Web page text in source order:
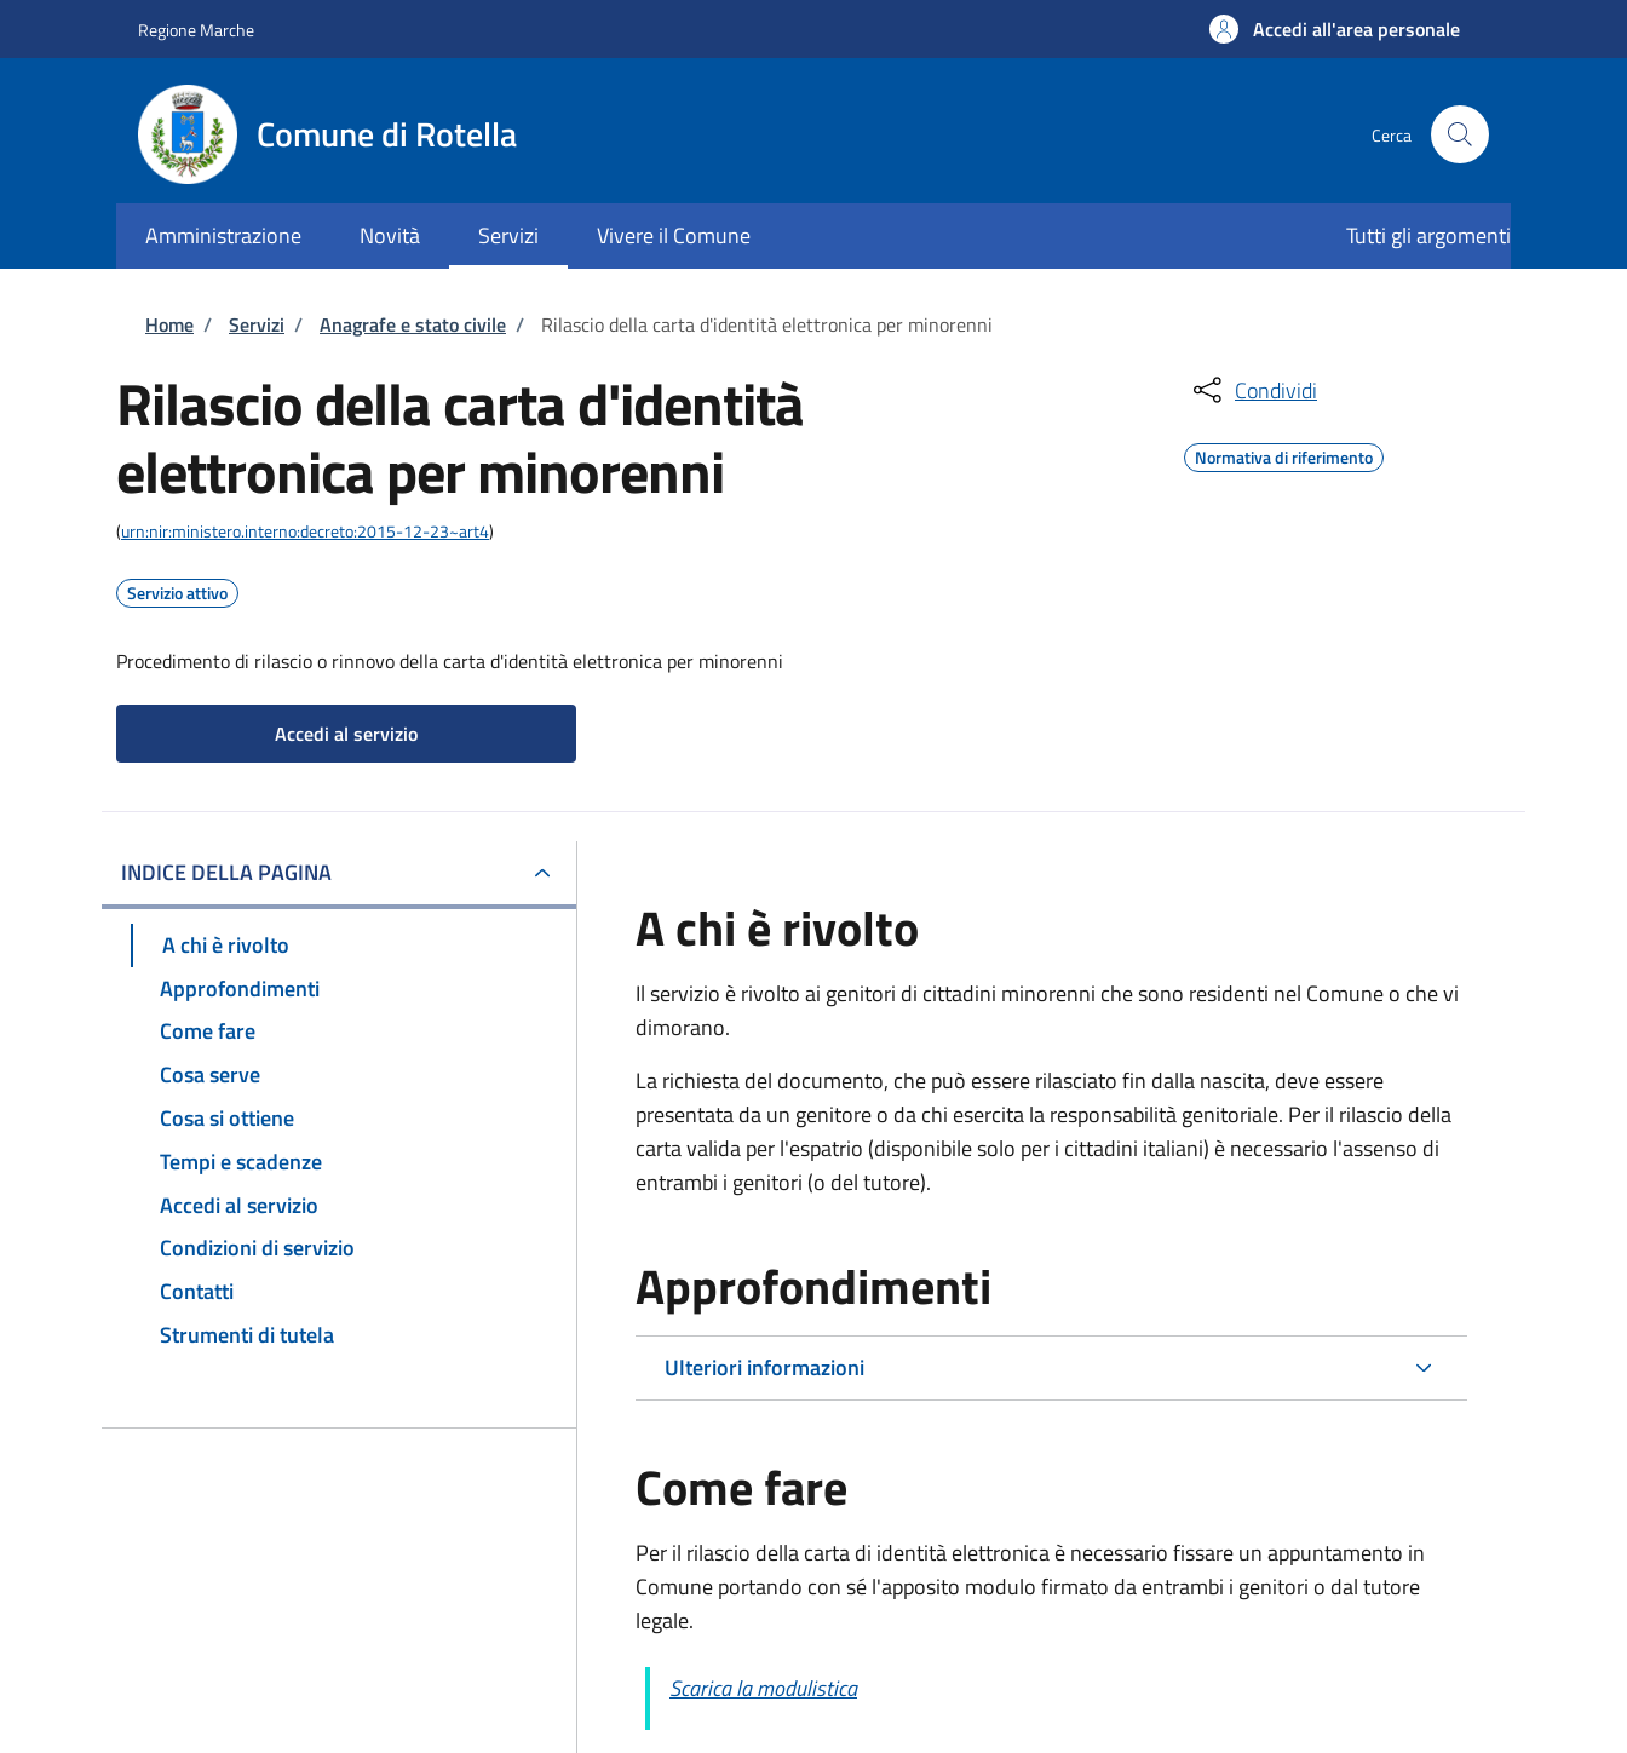
Regione Marche Accedi all'area personale
Comune di Rotella Cerca
Amministrazione Novità Servizi Vivere il Comune Tutti gli argomenti
Briciole di pane
Home / Servizi / Anagrafe e stato civile / Rilascio della carta d'identità elettronica per minorenni
Rilascio della carta d'identità
elettronica per minorenni
(urn:nir:ministero.interno:decreto:2015-12-23~art4)
Servizio attivo
Procedimento di rilascio o rinnovo della carta d'identità elettronica per minorenni
Accedi al servizio
Condividi
Normativa di riferimento
INDICE DELLA PAGINA
A chi è rivolto
Approfondimenti
Come fare
Cosa serve
Cosa si ottiene
Tempi e scadenze
Accedi al servizio
Condizioni di servizio
Contatti
Strumenti di tutela
A chi è rivolto
Il servizio è rivolto ai genitori di cittadini minorenni che sono residenti nel Comune o che vi
dimorano.
La richiesta del documento, che può essere rilasciato fin dalla nascita, deve essere
presentata da un genitore o da chi esercita la responsabilità genitoriale. Per il rilascio della
carta valida per l'espatrio (disponibile solo per i cittadini italiani) è necessario l'assenso di
entrambi i genitori (o del tutore).
Approfondimenti
Ulteriori informazioni
Come fare
Per il rilascio della carta di identità elettronica è necessario fissare un appuntamento in
Comune portando con sé l'apposito modulo firmato da entrambi i genitori o dal tutore
legale.
Scarica la modulistica